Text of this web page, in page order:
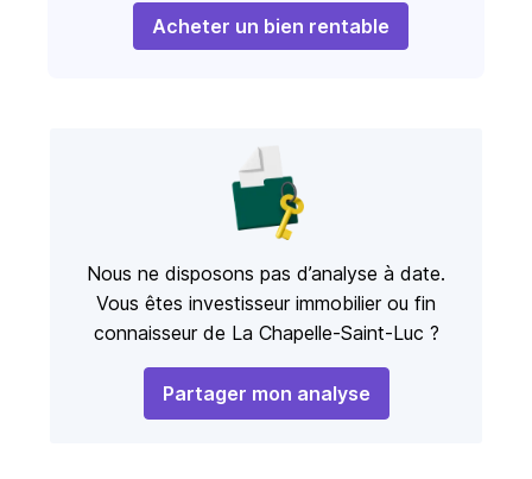
Acheter un bien rentable
Nous ne disposons pas d’analyse à date.
Vous êtes investisseur immobilier ou fin
connaisseur de La Chapelle-Saint-Luc ?
Partager mon analyse